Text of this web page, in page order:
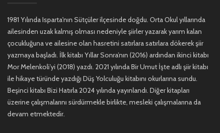
1981 Yılında Isparta'nın Sütçüler ilçesinde doğdu. Orta Okul yıllarında
ailesinden uzak kalmış olması nedeniyle şiirler yazarak yarım kalan
çocukluğuna ve ailesine olan hasretini satırlara satırlara dökerek şiir
yazmaya başladı. İlk kitabı Yıllar Sonra’nın (2016) ardından ikinci kitabı
Mor Melenkoli’yi (2018) yazdı. 2021 yılında Bir Umut İşte adlı şiir kitabı
ile hikaye türünde yazdığı Düş Yolculuğu kitabını okurlarına sundu.
Beşinci kitabı Bizi Hatırla 2024 yılında yayınlandı. Diğer kitapları
üzerine çalışmalarını sürdürmekle birlikte, mesleki çalışmalarına da
devam etmektedir.